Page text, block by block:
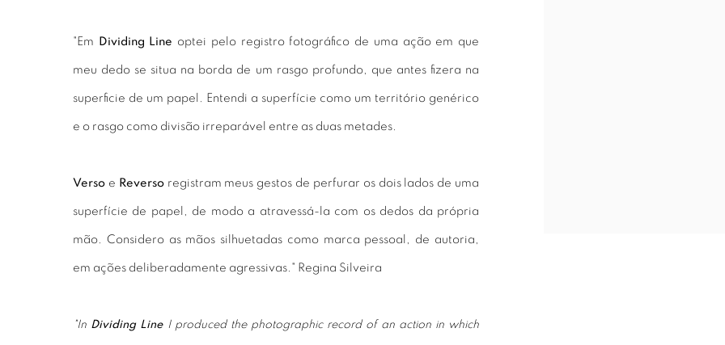
"Em Dividing Line optei pelo registro fotográfico de uma ação em que
meu dedo se situa na borda de um rasgo profundo, que antes fizera na
superficie de um papel. Entendi a superfície como um território genérico
e o rasgo como divisão irreparável entre as duas metades.
Verso e Reversoregistram meus gestos de perfurar os dois lados de uma
superfície de papel, de modo a atravessá-la com os dedos da própria
mão. Considero as mãos silhuetadas como marca pessoal, de autoria,
em ações deliberadamente agressivas." Regina Silveira
"In Dividing LineI produced the photographic record of an action in which